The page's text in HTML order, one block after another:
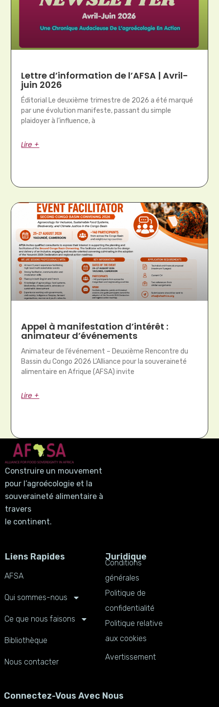
Lettre d’information de l’AFSA | Avril-
juin 2026
Éditorial Le deuxième trimestre de 2026 a été marqué
par une évolution manifeste, passant du simple
plaidoyer à l’influence, à
Lire +
Appel à manifestation d’intérêt :
animateur d’événements
Animateur de l’événement – Deuxième Rencontre du
Bassin du Congo 2026 L’Alliance pour la souveraineté
alimentaire en Afrique (AFSA) invite
Lire +
Construire un mouvement
pour l’agroécologie et la
souveraineté alimentaire à
travers
le continent.
Liens Rapides
AFSA
Qui sommes-nous
Ce que nous faisons
Bibliothèque
Nous contacter
Juridique
Conditions
générales
Politique de
confidentialité
Politique relative
aux cookies
Avertissement
Connectez-Vous Avec Nous